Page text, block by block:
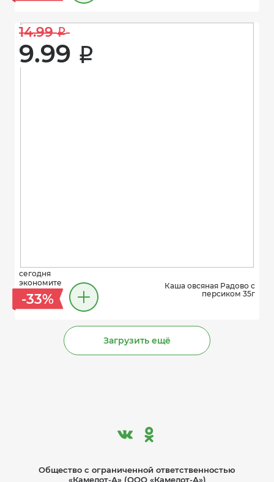
14.99 i
9.99 i
сегодня
экономите
-33%
Каша овсяная Радово с
персиком 35г
Загрузить ещё
Общество с ограниче­нной ответственностью
«Камелот-А» (ООО «Камелот-А»)